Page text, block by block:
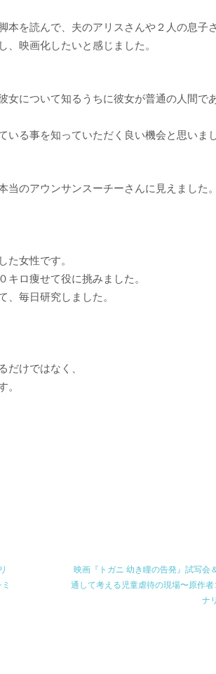
本を読んで、夫のアリスさんや２人の息子
映画化したいと感じました。
女について知るうちに彼女が普通の人間で
る事を知っていただく良い機会と思いまし
のアウンサンスーチーさんに見えました。
女性です。
ロ痩せて役に挑みました。
毎日研究しました。
けではなく、
映画『トガニ 幼き瞳の告発』試写会
通して考える児童虐待の現場〜原作
ナ